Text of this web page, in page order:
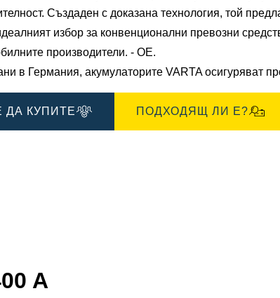
Създаден с доказана технология, той
избор за конвенционални превозни
производители. - ОЕ.
в Германия, акумулаторите VARTA осигуряват
ДА КУПИТЕ ПОДХОДЯЩ ЛИ Е?
A